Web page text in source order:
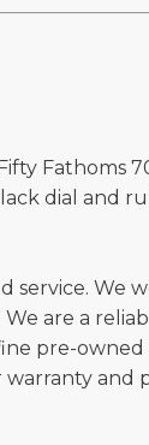
Fathoms
dial and
service. We
are a
pre-
and